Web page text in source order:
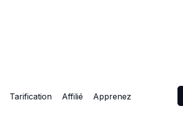
Tarification Affilié Apprenez